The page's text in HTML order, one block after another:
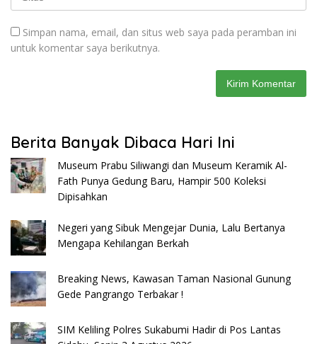
Simpan nama, email, dan situs web saya pada peramban ini
untuk komentar saya berikutnya.
Berita Banyak Dibaca Hari Ini
Museum Prabu Siliwangi dan Museum Keramik Al-
Fath Punya Gedung Baru, Hampir 500 Koleksi
Dipisahkan
Negeri yang Sibuk Mengejar Dunia, Lalu Bertanya
Mengapa Kehilangan Berkah
Breaking News, Kawasan Taman Nasional Gunung
Gede Pangrango Terbakar !
SIM Keliling Polres Sukabumi Hadir di Pos Lantas